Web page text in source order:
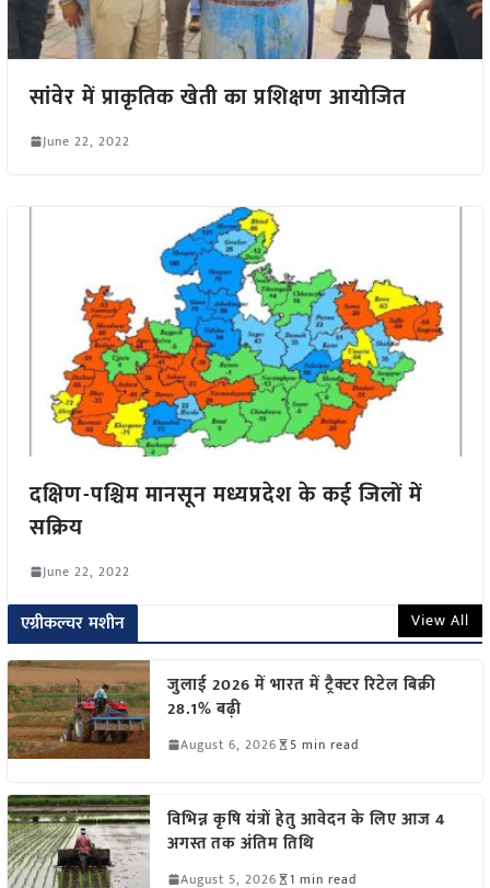
सांवेर में प्राकृतिक खेती का प्रशिक्षण आयोजित
June 22, 2022
दक्षिण-पश्चिम मानसून मध्यप्रदेश के कई जिलों में
सक्रिय
June 22, 2022
एग्रीकल्चर मशीन View All
जुलाई 2026 में भारत में ट्रैक्टर रिटेल बिक्री
28.1% बढ़ी
August 6, 2026 5 min read
विभिन्न कृषि यंत्रों हेतु आवेदन के लिए आज 4
अगस्त तक अंतिम तिथि
August 5, 2026 1 min read